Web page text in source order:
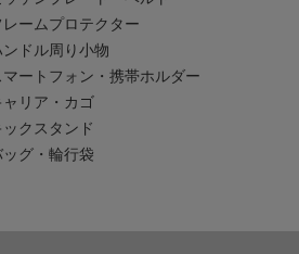
レームプロテクター
ンドル周り小物
マートフォン・携帯ホルダー
ャリア・カゴ
ックスタンド
ッグ・輪行袋